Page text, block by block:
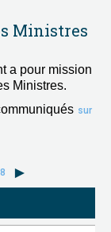
Ministres
a pour mission
Ministres.
sur